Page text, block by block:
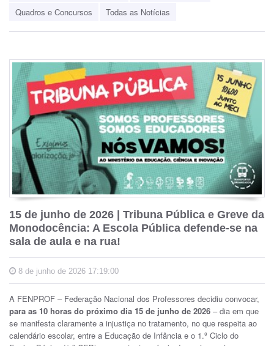
Quadros e Concursos
Todas as Notícias
15 de junho de 2026 | Tribuna Pública e Greve da
Monodocência: A Escola Pública defende-se na
sala de aula e na rua!
8 de junho de 2026 17:19:00
A FENPROF – Federação Nacional dos Professores decidiu convocar,
para as 10 horas do próximo dia 15 de junho de 2026 – dia em que
se manifesta claramente a injustiça no tratamento, no que respeita ao
calendário escolar, entre a Educação de Infância e o 1.º Ciclo do